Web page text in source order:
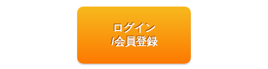
ログイン
/会員登録